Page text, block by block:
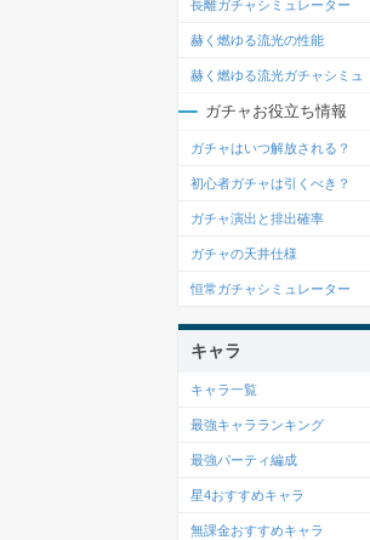
長離ガチャシミュレーター
赫く燃ゆる流光の性能
赫く燃ゆる流光ガチャシミュ
ガチャお役立ち情報
ガチャはいつ解放される？
初心者ガチャは引くべき？
ガチャ演出と排出確率
ガチャの天井仕様
恒常ガチャシミュレーター
キャラ
キャラ一覧
最強キャラランキング
最強パーティ編成
星4おすすめキャラ
無課金おすすめキャラ